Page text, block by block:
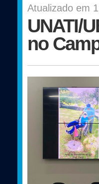
Atualizado em
UNATI/
no